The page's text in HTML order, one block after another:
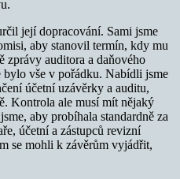
její dopracování. Sami jsme
aby stanovil termín, kdy mu
zprávy auditora a daňového
vše v pořádku. Nabídli jsme
účetní uzávěrky a auditu,
Kontrola ale musí mít nějaký
aby probíhala standardně za
účetní a zástupců revizní
se mohli k závěrům vyjádřit,